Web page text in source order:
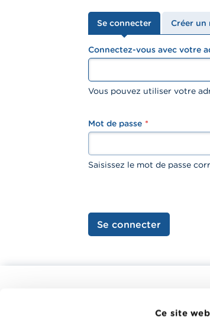
Ce site
Onglets
principaux
Se connecter Créer un
textfield
Connectez-vous avec votre
Vous pouvez utiliser votre
password
Mot de passe
Saisissez le mot de passe
Se connecter